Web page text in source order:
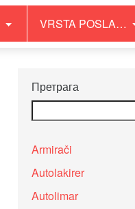
VRSTA POSLA…
Претрага
Armirači
Autolakirer
Autolimar